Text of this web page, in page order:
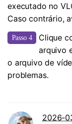
executado no
Caso contrário,
Passo 4
Clique
arquivo
o arquivo de
problemas.
2026-